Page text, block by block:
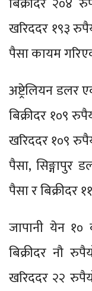
खरिददर १९३
पैसा कायम
अष्ट्रेलियन डलर
बिक्रीदर १०९
खरिददर १०९
पैसा, सिङ्गापुर
पैसा र बिक्रीदर
जापानी येन
बिक्रीदर नौ
खरिददर २२